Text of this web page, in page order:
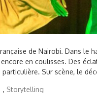
de Nairobi. Dans
en coulisses. Des
Sur scène, le
, Storytelling